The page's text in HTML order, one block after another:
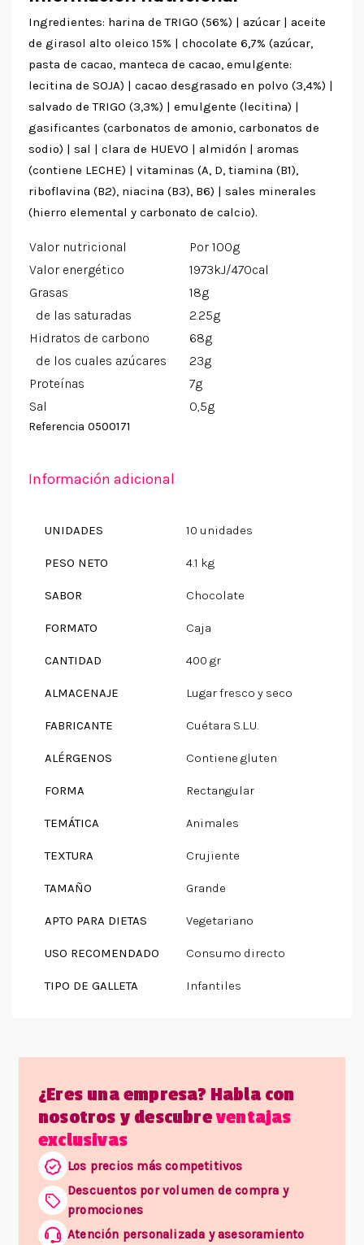
Ingredientes: harina de TRIGO (56%) | azúcar | aceite
de girasol alto oleico 15% | chocolate 6,7% (azúcar,
pasta de cacao, manteca de cacao, emulgente:
lecitina de SOJA) | cacao desgrasado en polvo (3,4%) |
salvado de TRIGO (3,3%) | emulgente (lecitina) |
gasificantes (carbonatos de amonio, carbonatos de
sodio) | sal | clara de HUEVO | almidón | aromas
(contiene LECHE) | vitaminas (A, D, tiamina (B1),
riboflavina (B2), niacina (B3), B6) | sales minerales
(hierro elemental y carbonato de calcio).
Valor nutricional
Por 100g
Valor energético
1973kJ/470cal
Grasas
18g
de las saturadas
2.25g
Hidratos de carbono
68g
de los cuales azúcares
23g
Proteínas
7g
Sal
0,5g
Referencia 0500171
Información adicional
UNIDADES 10 unidades
PESO NETO 4.1 kg
SABOR Chocolate
FORMATO Caja
CANTIDAD 400 gr
ALMACENAJE Lugar fresco y seco
FABRICANTE Cuétara S.L.U.
ALÉRGENOS Contiene gluten
FORMA Rectangular
TEMÁTICA Animales
TEXTURA Crujiente
TAMAÑO Grande
APTO PARA DIETAS Vegetariano
USO RECOMENDADO Consumo directo
TIPO DE GALLETA Infantiles
¿Eres una empresa? Habla con
nosotros y descubreventajas
exclusivas
Los precios más competitivos
Descuentos por volumen de compra y
promociones
Atención personalizada y asesoramiento